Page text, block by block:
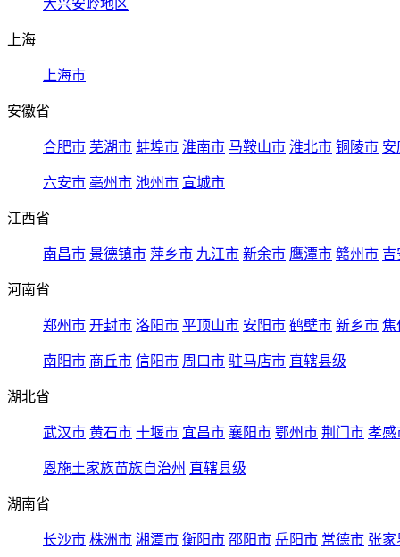
大兴安岭地区
上海
上海市
安徽省
合肥市 芜湖市 蚌埠市 淮南市 马鞍山市 淮北市 铜陵市 安
六安市 亳州市 池州市 宣城市
江西省
南昌市 景德镇市 萍乡市 九江市 新余市 鹰潭市 赣州市 吉
河南省
郑州市 开封市 洛阳市 平顶山市 安阳市 鹤壁市 新乡市 焦
南阳市 商丘市 信阳市 周口市 驻马店市 直辖县级
湖北省
武汉市 黄石市 十堰市 宜昌市 襄阳市 鄂州市 荆门市 孝感
恩施土家族苗族自治州 直辖县级
湖南省
长沙市 株洲市 湘潭市 衡阳市 邵阳市 岳阳市 常德市 张家